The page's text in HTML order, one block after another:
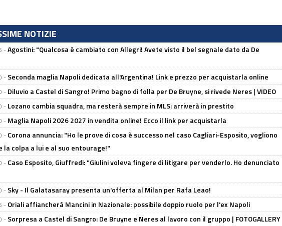
NOTIZIE
-Agostini: "Qualcosa è cambiato con Allegri! Avete visto il bel segnale dato da De
- Seconda maglia Napoli dedicata all'Argentina! Link e prezzo per acquistarla online
- Diluvio a Castel di Sangro! Primo bagno di folla per De Bruyne, si rivede Neres | VIDEO
- Lozano cambia squadra, ma resterà sempre in MLS: arriverà in prestito
- Maglia Napoli 2026 2027 in vendita online! Ecco il link per acquistarla
- Corona annuncia: "Ho le prove di cosa è successo nel caso Cagliari-Esposito, vogliono
la colpa a lui e al suo entourage!"
- Caso Esposito, Giuffredi: "Giulini voleva fingere di litigare per venderlo. Ho denunciato
- Sky - Il Galatasaray presenta un'offerta al Milan per Rafa Leao!
- Oriali affiancherà Mancini in Nazionale: possibile doppio ruolo per l'ex Napoli
- Sorpresa a Castel di Sangro: De Bruyne e Neres al lavoro con il gruppo | FOTOGALLERY